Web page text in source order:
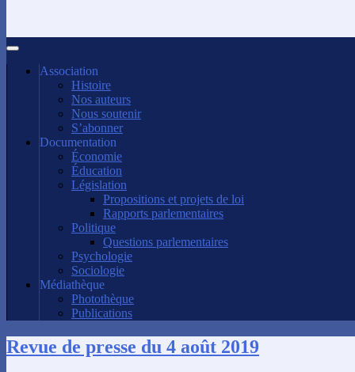
Association
Histoire
Nos auteurs
Nous soutenir
S’abonner
Documentation
Économie
Éducation
Législation
Propositions et projets de loi
Rapports parlementaires
Politique
Questions parlementaires
Psychologie
Sociologie
Médiathèque
Photothèque
Publications
Revue de presse du 4 août 2019